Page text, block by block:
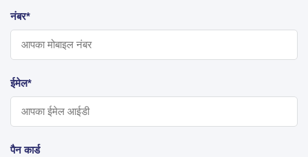
नंबर*
ईमेल*
पैन कार्ड